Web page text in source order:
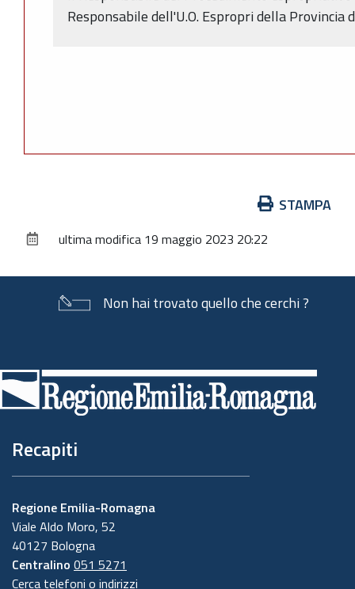
Responsabile dell'U.O. Espropri della Provincia
documento
STAMPA
ultima modifica 19 maggio 2023 20:22
Non hai trovato quello che cerchi ?
di
pagina
Recapiti
Regione Emilia-Romagna
Viale Aldo Moro, 52
40127 Bologna
Centralino 051 5271
Cerca telefoni o indirizzi